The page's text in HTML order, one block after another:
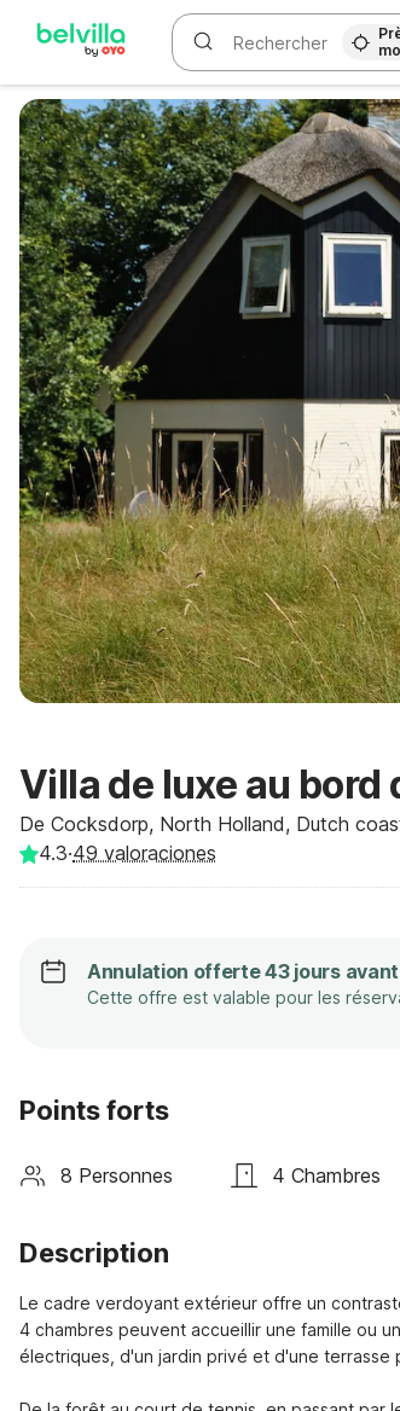
WIZARD MEMBER
Villa de luxe au bord
De Cocksdorp, North Holland, Dutch
4.3·49 valoraciones
Annulation offerte 43 jours
Cette offre est valable pour les
Points forts
8 Personnes 4 Chambres
Description
Le cadre verdoyant extérieur offre un
4 chambres peuvent accueillir une famille ou
électriques, d'un jardin privé et d'une terrasse